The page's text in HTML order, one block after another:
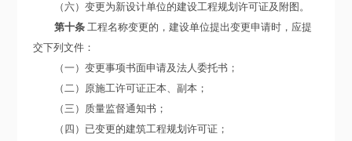
（六）变更为新设计单位的建设工程规划许可证及附图。
第十条 工程名称变更的，建设单位提出变更申请时，应提
交下列文件：
（一）变更事项书面申请及法人委托书；
（二）原施工许可证正本、副本；
（三）质量监督通知书；
（四）已变更的建筑工程规划许可证；